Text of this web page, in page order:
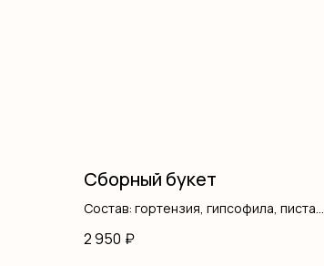
Сборный букет
Состав: гортензия, гипсофила, писташ,
2 950 ₽